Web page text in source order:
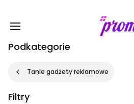
Podkategorie
Tanie gadżety reklamowe
Filtry